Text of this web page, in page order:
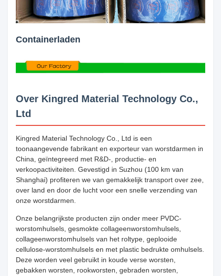
Containerladen
Over Kingred Material Technology Co.,
Ltd
Kingred Material Technology Co., Ltd is een
toonaangevende fabrikant en exporteur van worstdarmen in
China, geïntegreerd met R&D-, productie- en
verkoopactiviteiten. Gevestigd in Suzhou (100 km van
Shanghai) profiteren we van gemakkelijk transport over zee,
over land en door de lucht voor een snelle verzending van
onze worstdarmen.
Onze belangrijkste producten zijn onder meer PVDC-
worstomhulsels, gesmokte collageenworstomhulsels,
collageenworstomhulsels van het roltype, geplooide
cellulose-worstomhulsels en met plastic bedrukte omhulsels.
Deze worden veel gebruikt in koude verse worsten,
gebakken worsten, rookworsten, gebraden worsten,